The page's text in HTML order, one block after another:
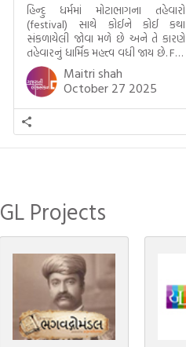
હિન્દુ ધર્મમાં મોટાભાગના તહેવારો
(festival) સાથે કોઈને કોઈ કથા
સંકળાયેલી જોવા મળે છે અને તે કારણે
તહેવારનું ધાર્મિક મહત્ત્વ વધી જાય છે. For
example, હાલમાં જ પ્રકાશનો તહેવાર
દિવાળી(diwali)ની ઉજવણી થઈ. પરંતુ
અષાઢ મહિનામાં આવતી દેવપોઢી
અગિયારસથી લઈને કારતિક સુદ
અગિયારસના રોજ આવતી દેવ ઊઠી
અગિયારસ વચ્ચે મોટેભાગે યજ્ઞોપવીત
સંસ્કાર, લગ્ન, દીક્ષાગ્રહણ, યજ્ઞ, ગૃહપ્રવેશ
Maitri shah
October 27 2025
GL Projects